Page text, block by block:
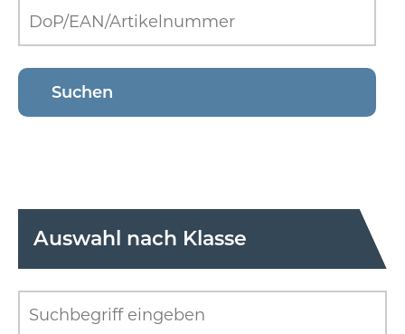
Auswahl nach Klasse